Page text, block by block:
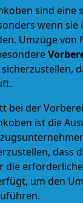
sind eine
wenn sie
Umzüge von
bei der
ist die
dass
die
um den